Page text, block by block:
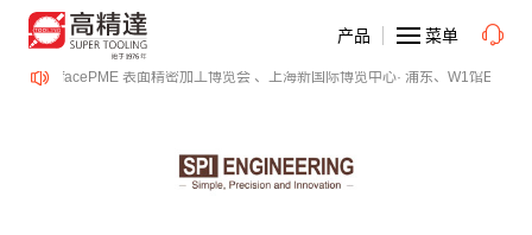
、SurfacePME 表面精密加工博览会 、上海新国际博览中心· 浦东、W1馆E21 、
产品 菜单